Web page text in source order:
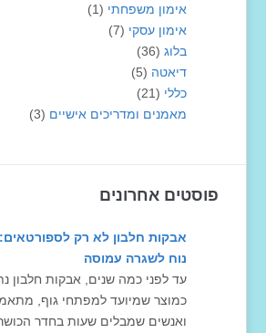
אימון משפחתי (1)
אימון עסקי (7)
בלוג (36)
דיאטה (5)
כללי (21)
מאמנים ומדריכים אישיים (3)
פוסטים אחרונים
אבקות חלבון לא רק לספורטאים:
נוח לשגרה עמוסה
עד לפני כמה שנים, אבקות חלבון
כמוצר שמיועד למפתחי גוף,
ואנשים שמבלים שעות בחדר